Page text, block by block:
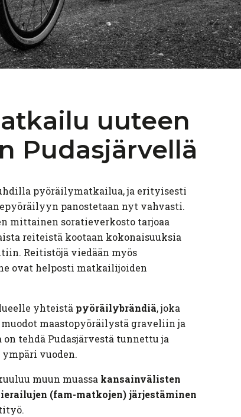
uuteen
Pudasjärvellä
pyöräilymatkailua, ja erityisesti
panostetaan nyt vahvasti.
mittainen soratieverkosto tarjoaa
reiteistä kootaan kokonaisuuksia
Reitistöjä viedään myös
ovat helposti matkailijoiden
yhteistä pyöräilybrändiä, joka
maastopyöräilystä graveliin ja
tehdä Pudasjärvestä tunnettu ja
vuoden.
muun muassa kansainvälisten
(fam-matkojen) järjestäminen